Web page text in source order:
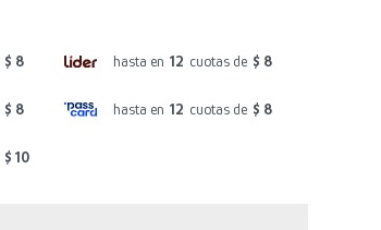
$ 8 hasta en 12 cuotas de $ 8
$ 8 hasta en 12 cuotas de $ 8
$ 10